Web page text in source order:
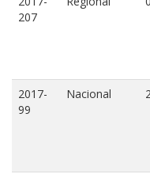
207
2017-
99
Nacional